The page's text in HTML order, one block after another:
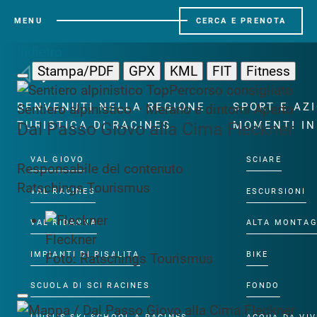
MENU CERCA E PRENOTA
Stampa/PDF
GPX KML FIT
Fitness
TopPercorso consigliato
Sentiero alpinistico · Merano e dintorniAperto
Dal Passo Giovo alla Cima Fleckner
Responsabile del contenuto
Ratschings Tourismus
Fleckner
Foto: Ratschings Tourismus
BENVENUTI NELLA REGIONE
TURISTICA DI RACINES
VAL GIOVO
VAL RACINES
VAL RIDANNA
IMPIANTI DI RISALITA
SCUOLA DI SCI RACINES
SPORT E
MOMENTI
SCIARE
ESCURSIONI
ALTA
BIKE
FONDO